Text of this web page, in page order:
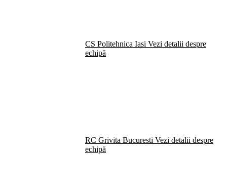
CS Politehnica Iasi Vezi detalii despre
echipă
RC Grivita Bucuresti Vezi detalii despre
echipă